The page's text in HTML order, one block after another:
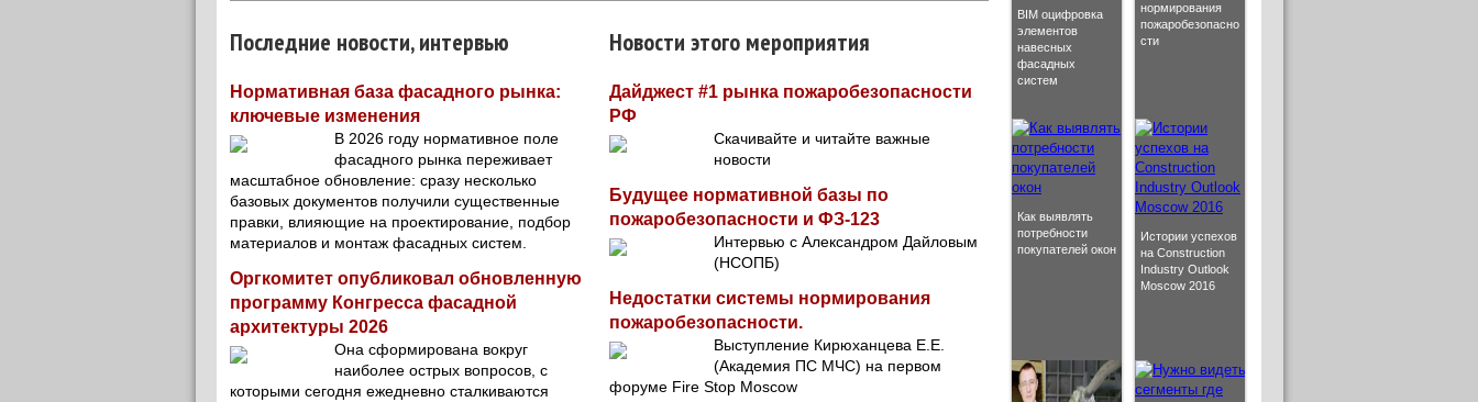
Последние новости, интервью
Нормативная база фасадного рынка:
ключевые изменения
В 2026 году нормативное поле
фасадного рынка переживает
масштабное обновление: сразу несколько
базовых документов получили существенные
правки, влияющие на проектирование, подбор
материалов и монтаж фасадных систем.
Оргкомитет опубликовал обновленную
программу Конгресса фасадной
архитектуры 2026
Она сформирована вокруг
наиболее острых вопросов, с
которыми сегодня ежедневно сталкиваются
Новости этого мероприятия
Дайджест #1 рынка пожаробезопасности
РФ
Скачивайте и читайте важные
новости
Будущее нормативной базы по
пожаробезопасности и ФЗ-123
Интервью с Александром Дайловым
(НСОПБ)
Недостатки системы нормирования
пожаробезопасности.
Выступление Кирюханцева Е.Е.
(Академия ПС МЧС) на первом
форуме Fire Stop Moscow
BIM оцифровка
элементов
навесных
фасадных
систем
Как выявлять
потребности
покупателей окон
нормирования
пожаробезопасно
сти
Истории успехов
на Construction
Industry Outlook
Moscow 2016